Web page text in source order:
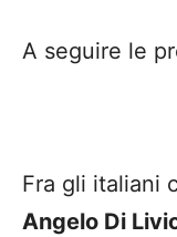
A seguire le
Fra gli italiani
Angelo Di